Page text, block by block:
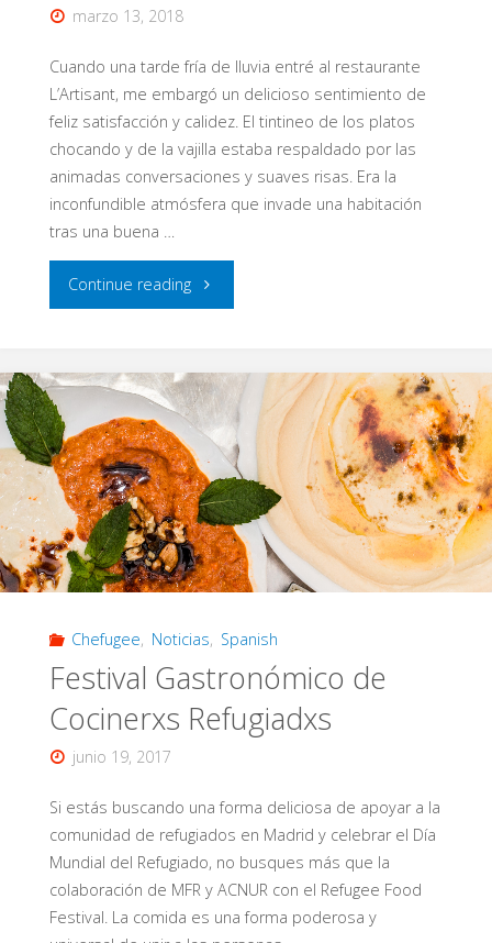
marzo 13, 2018
Cuando una tarde fría de lluvia entré al restaurante
L’Artisant, me embargó un delicioso sentimiento de
feliz satisfacción y calidez. El tintineo de los platos
chocando y de la vajilla estaba respaldado por las
animadas conversaciones y suaves risas. Era la
inconfundible atmósfera que invade una habitación
tras una buena …
Continue reading"Buena
de
verdad
–
Chefugee,
L’Artisan,
Chefugee, Noticias, Spanish
Festival Gastronómico de
Cocinerxs Refugiadxs
junio 19, 2017
Si estás buscando una forma deliciosa de apoyar a la
comunidad de refugiados en Madrid y celebrar el Día
Mundial del Refugiado, no busques más que la
colaboración de MFR y ACNUR con el Refugee Food
Festival. La comida es una forma poderosa y